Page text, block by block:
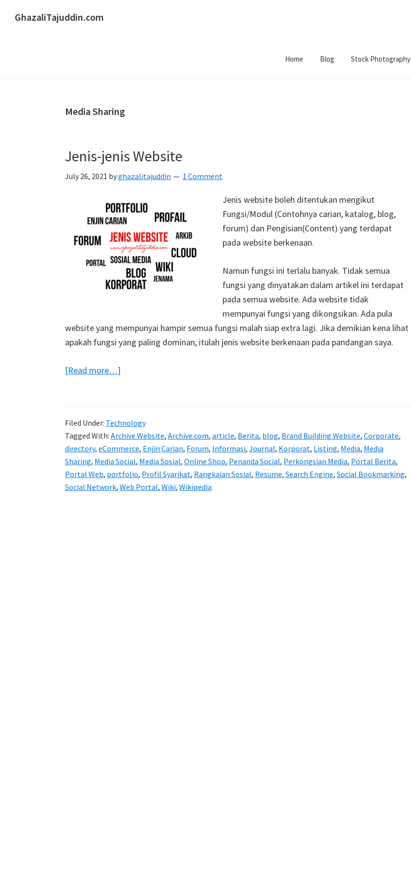
GhazaliTajuddin.com
Home Blog Stock Photography
Media Sharing
Jenis-jenis Website
July 26, 2021 byghazalitajuddin 1 Comment
Jenis website boleh ditentukan mengikut
Fungsi/Modul (Contohnya carian, katalog, blog,
forum) dan Pengisian(Content) yang terdapat
pada website berkenaan.
Namun fungsi ini terlalu banyak. Tidak semua
fungsi yang dinyatakan dalam artikel ini terdapat
pada semua website. Ada website tidak
mempunyai fungsi yang dikongsikan. Ada pula
website yang mempunyai hampir semua fungsi malah siap extra lagi. Jika demikian kena lihat
apakah fungsi yang paling dominan, itulah jenis website berkenaan pada pandangan saya.
[Read more…]
Filed Under: Technology
Tagged With: Archive Website, Archive.com, article, Berita, blog, Brand Building Website, Corporate,
directory, eCommerce, Enjin Carian, Forum, Informasi, Journal, Korporat, Listing, Media, Media
Sharing, Media Social, Media Sosial, Online Shop, Penanda Social, Perkongsian Media, Portal Berita,
Portal Web, portfolio, Profil Syarikat, Rangkaian Sosial, Resume, Search Engine, Social Bookmarking,
Social Network, Web Portal, Wiki, Wikipedia